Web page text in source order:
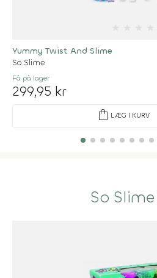
Yummy Twist And Slime
So Slime
Få på lager
299,95 kr
shopping_bag LÆG I KURV
So